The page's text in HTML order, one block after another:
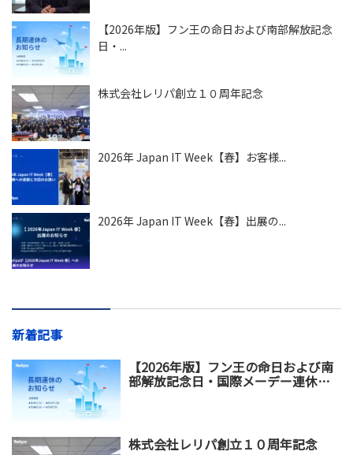
【2026年版】フン王の命日および南部解放記念
日・...
株式会社レリパ創立１０周年記念
2026年 Japan IT Week【春】お客様...
2026年 Japan IT Week【春】出展の...
新着記事
【2026年版】フン王の命日および南
部解放記念日・国際メーデー連休の
株式会社レリパ創立１０周年記念